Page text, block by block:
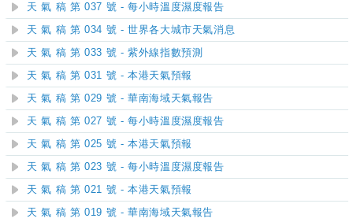
天 氣 稿 第 037 號 - 每小時溫度濕度報告
天 氣 稿 第 034 號 - 世界各大城市天氣消息
天 氣 稿 第 033 號 - 紫外線指數預測
天 氣 稿 第 031 號 - 本港天氣預報
天 氣 稿 第 029 號 - 華南海域天氣報告
天 氣 稿 第 027 號 - 每小時溫度濕度報告
天 氣 稿 第 025 號 - 本港天氣預報
天 氣 稿 第 023 號 - 每小時溫度濕度報告
天 氣 稿 第 021 號 - 本港天氣預報
天 氣 稿 第 019 號 - 華南海域天氣報告